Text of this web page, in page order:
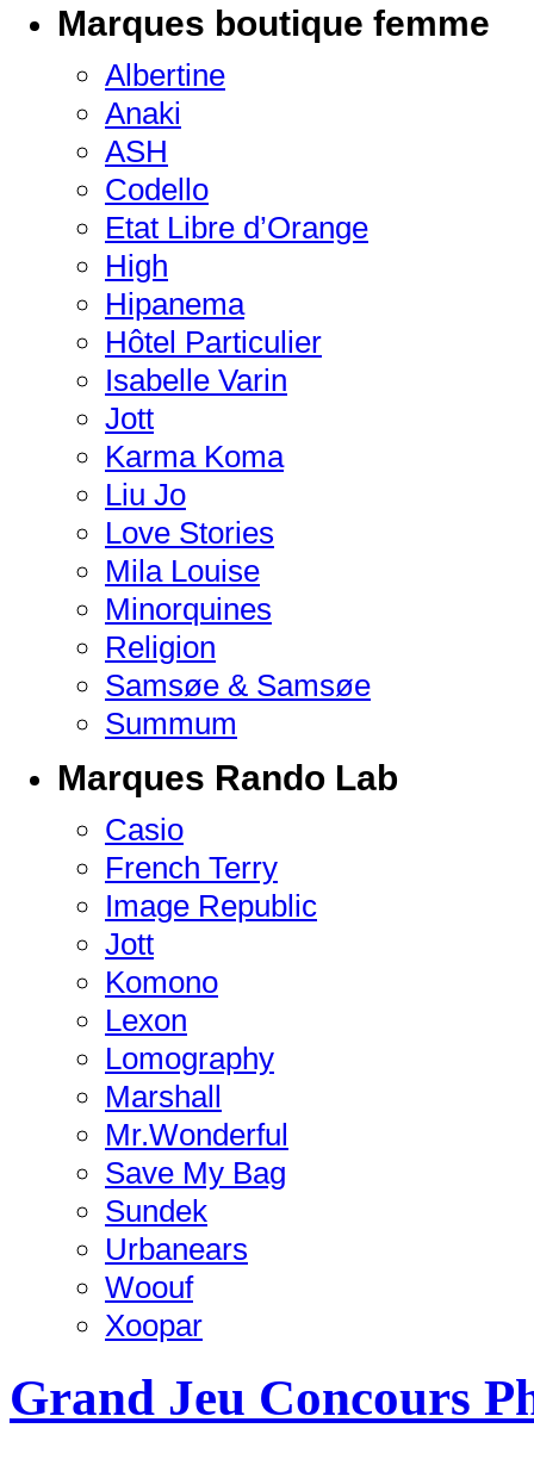
Marques boutique femme
Albertine
Anaki
ASH
Codello
Etat Libre d’Orange
High
Hipanema
Hôtel Particulier
Isabelle Varin
Jott
Karma Koma
Liu Jo
Love Stories
Mila Louise
Minorquines
Religion
Samsøe & Samsøe
Summum
Marques Rando Lab
Casio
French Terry
Image Republic
Jott
Komono
Lexon
Lomography
Marshall
Mr.Wonderful
Save My Bag
Sundek
Urbanears
Woouf
Xoopar
Grand Jeu Concours